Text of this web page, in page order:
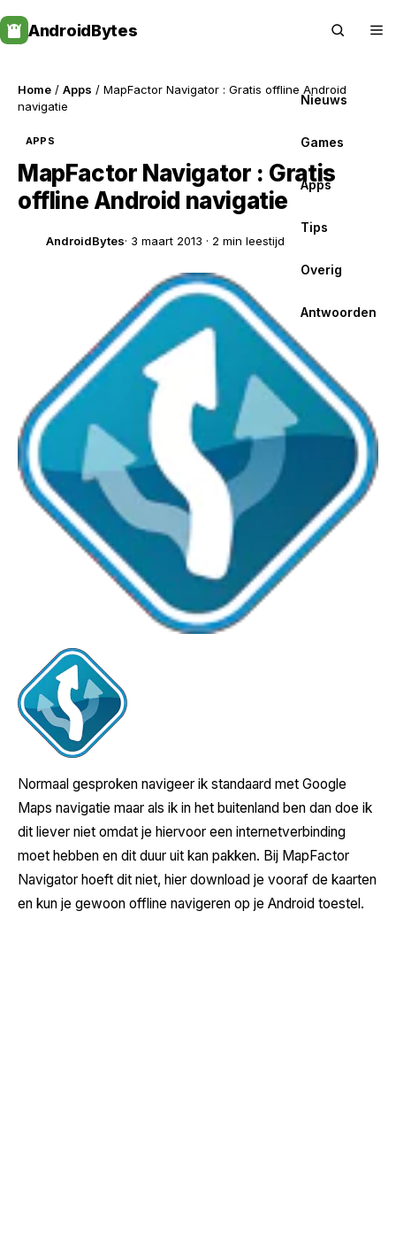
to
content
AndroidBytes
Nieuws
Games
Apps
Tips
Overig
Antwoorden
Home / Apps / MapFactor Navigator : Gratis offline Android
navigatie
APPS
MapFactor Navigator : Gratis
offline Android navigatie
AndroidBytes· 3 maart 2013 · 2 min leestijd
Normaal gesproken navigeer ik standaard met Google
Maps navigatie maar als ik in het buitenland ben dan doe ik
dit liever niet omdat je hiervoor een internetverbinding
moet hebben en dit duur uit kan pakken. Bij MapFactor
Navigator hoeft dit niet, hier download je vooraf de kaarten
en kun je gewoon offline navigeren op je Android toestel.